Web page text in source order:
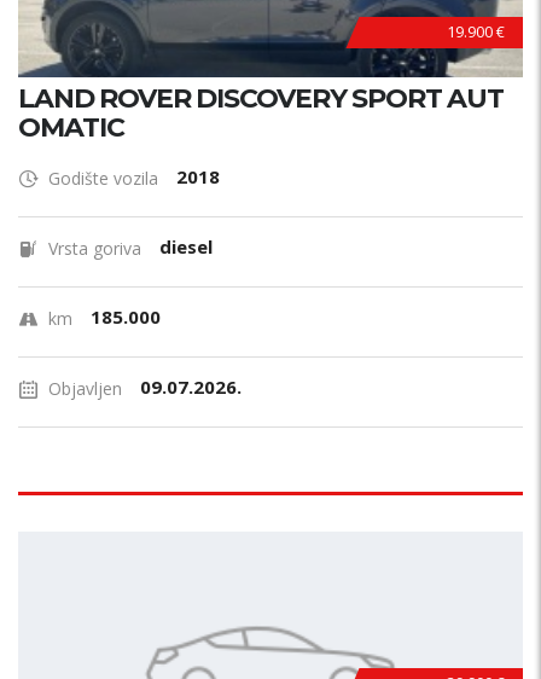
19.900 €
LAND ROVER DISCOVERY SPORT AUT
OMATIC
Godište vozila 2018
Vrsta goriva diesel
km 185.000
Objavljen 09.07.2026.